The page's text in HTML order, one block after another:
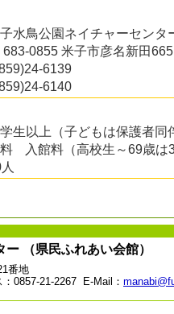
水鳥公園ネイチャーセンタ
683-0855 米子市彦名新田665
6139
6140
生以上（子どもは保護者同
入館料（高校生～69歳
（県民ふれあい会館）
番地
0857-21-2267 E-Mail：